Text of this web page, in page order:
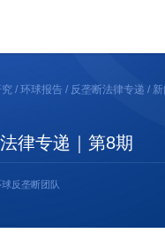
日本語
/ 环球报告 / 反垄断法律专递 /
律专递｜第8期
球反垄断团队